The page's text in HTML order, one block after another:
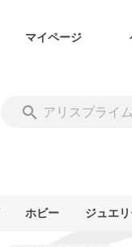
マイページ
ホビー ジュエ